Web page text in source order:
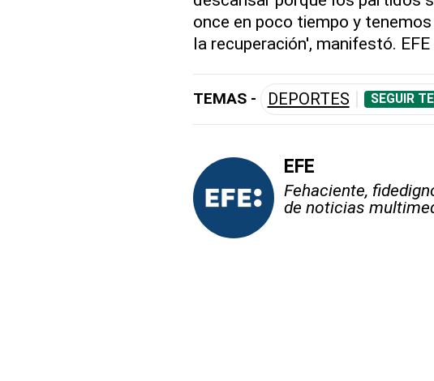
once en poco tiempo y
la recuperación', manifestó. EFE
TEMAS - DEPORTES SEGUIR
EFE
Fehaciente,
de noticias